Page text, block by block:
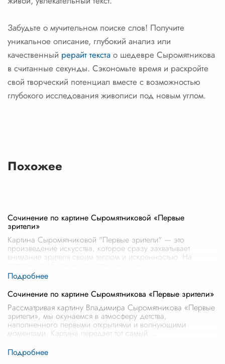
Забудьте о мучительном поиске слов! Получите
уникальное описание, глубокий анализ или
качественный рерайт текста о шедевре Сыромятникова
в считанные секунды. Сэкономьте время и раскройте
свой творческий потенциал вместе с возможностью
глубокого исследования живописи под новым углом.
Похожее
Сочинение по картине Сыромятниковой «Первые
зрители»
Картина Сыромятниковой "Первые зрители" — это
произведение искусства, которое сразу захватывает
внимание зрителя своим теплом и искренностью. На
Сочинение по картине Сыромятникова «Первые зрители»
Рассматривая картину Владимира Сыромятникова «Первые
зрители», мы окунаемся в атмосферу детства,
наполненного первыми открытиями и волнующими
моментами. Картина передает тот самый